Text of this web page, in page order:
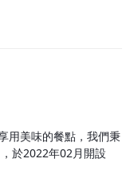
用美味的餐點，我們秉
於2022年02月開設